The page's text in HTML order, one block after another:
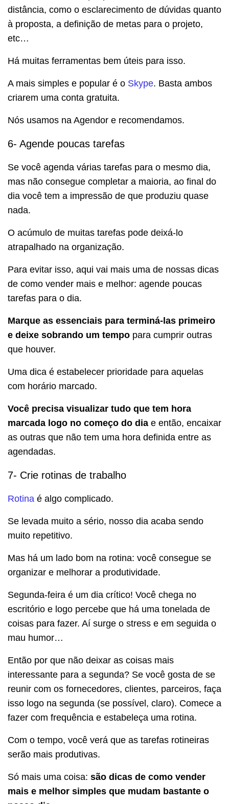
distância, como o esclarecimento de dúvidas quanto
à proposta, a definição de metas para o projeto,
etc…
Há muitas ferramentas bem úteis para isso.
A mais simples e popular é o Skype. Basta ambos
criarem uma conta gratuita.
Nós usamos na Agendor e recomendamos.
6- Agende poucas tarefas
Se você agenda várias tarefas para o mesmo dia,
mas não consegue completar a maioria, ao final do
dia você tem a impressão de que produziu quase
nada.
O acúmulo de muitas tarefas pode deixá-lo
atrapalhado na organização.
Para evitar isso, aqui vai mais uma de nossas dicas
de como vender mais e melhor: agende poucas
tarefas para o dia.
Marque as essenciais para terminá-las primeiro
e deixe sobrando um tempo para cumprir outras
que houver.
Uma dica é estabelecer prioridade para aquelas
com horário marcado.
Você precisa visualizar tudo que tem hora
marcada logo no começo do dia e então, encaixar
as outras que não tem uma hora definida entre as
agendadas.
7- Crie rotinas de trabalho
Rotina é algo complicado.
Se levada muito a sério, nosso dia acaba sendo
muito repetitivo.
Mas há um lado bom na rotina: você consegue se
organizar e melhorar a produtividade.
Segunda-feira é um dia crítico! Você chega no
escritório e logo percebe que há uma tonelada de
coisas para fazer. Aí surge o stress e em seguida o
mau humor…
Então por que não deixar as coisas mais
interessante para a segunda? Se você gosta de se
reunir com os fornecedores, clientes, parceiros, faça
isso logo na segunda (se possível, claro). Comece a
fazer com frequência e estabeleça uma rotina.
Com o tempo, você verá que as tarefas rotineiras
serão mais produtivas.
Só mais uma coisa: são dicas de como vender
mais e melhor simples que mudam bastante o